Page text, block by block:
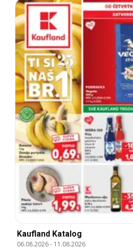
Kaufland Katalog
06.08.2026- 11.08.2026